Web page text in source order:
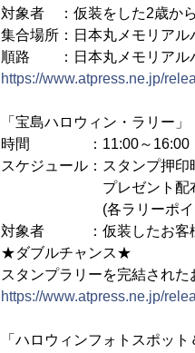
対象者 ：仮装をした2歳か
集合場所：日本丸メモリアル
順路 ：日本丸メモリアル
https://www.atpress.ne.jp/
「宝島ハロウィン・ラリー」
時間 ：11:00～16:00
スケジュール：スタンプ押
プレゼント配布時
(各ラリーポイントに
対象者 ：仮装したお客
★ダブルチャンス★
スタンプラリーを完結され
https://www.atpress.ne.jp/
「ハロウィンフォトスポット